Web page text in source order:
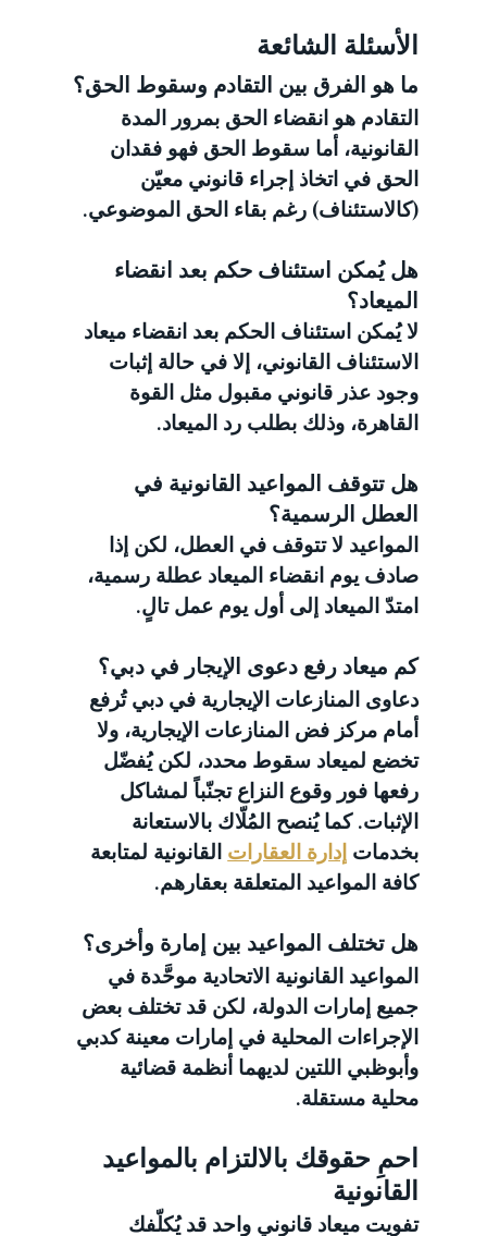
الأسئلة الشائعة
ما هو الفرق بين التقادم وسقوط الحق؟
التقادم هو انقضاء الحق بمرور المدة
القانونية، أما سقوط الحق فهو فقدان
الحق في اتخاذ إجراء قانوني معيّن
(كالاستئناف) رغم بقاء الحق الموضوعي.
هل يُمكن استئناف حكم بعد انقضاء
الميعاد؟
لا يُمكن استئناف الحكم بعد انقضاء ميعاد
الاستئناف القانوني، إلا في حالة إثبات
وجود عذر قانوني مقبول مثل القوة
القاهرة، وذلك بطلب رد الميعاد.
هل تتوقف المواعيد القانونية في
العطل الرسمية؟
المواعيد لا تتوقف في العطل، لكن إذا
صادف يوم انقضاء الميعاد عطلة رسمية،
امتدّ الميعاد إلى أول يوم عمل تالٍ.
كم ميعاد رفع دعوى الإيجار في دبي؟
دعاوى المنازعات الإيجارية في دبي تُرفع
أمام مركز فض المنازعات الإيجارية، ولا
تخضع لميعاد سقوط محدد، لكن يُفضّل
رفعها فور وقوع النزاع تجنّباً لمشاكل
الإثبات. كما يُنصح المُلّاك بالاستعانة
بخدمات إدارة العقارات القانونية لمتابعة
كافة المواعيد المتعلقة بعقارهم.
هل تختلف المواعيد بين إمارة وأخرى؟
المواعيد القانونية الاتحادية موحَّدة في
جميع إمارات الدولة، لكن قد تختلف بعض
الإجراءات المحلية في إمارات معينة كدبي
وأبوظبي اللتين لديهما أنظمة قضائية
محلية مستقلة.
احمِ حقوقك بالالتزام بالمواعيد
القانونية
تفويت ميعاد قانوني واحد قد يُكلّفك